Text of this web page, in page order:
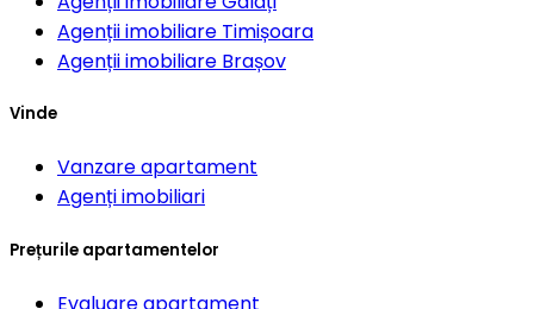
Agenții imobiliare Timișoara
Agenții imobiliare Brașov
Vinde
Vanzare apartament
Agenți imobiliari
Prețurile apartamentelor
Evaluare apartament